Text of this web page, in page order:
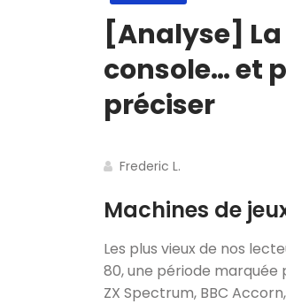
[Analyse]
console… et
préciser
Frederic L.
Machines de
Les plus vieux de nos
80, une période
ZX Spectrum, BBC